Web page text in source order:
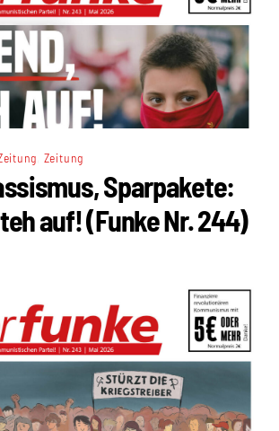
Zeitung
Sparpakete:
auf! (Funke Nr. 244)